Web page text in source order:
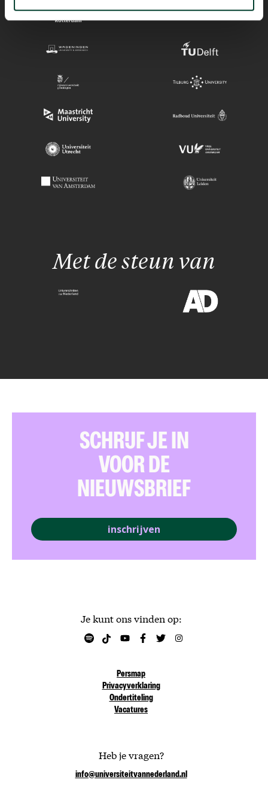
Met de steun van
Je kunt ons vinden op:
Persmap
Privacyverklaring
Ondertiteling
Vacatures
Heb je vragen?
info@universiteitvannederland.nl
SCHRIJF JE IN
VOOR DE
NIEUWSBRIEF
inschrijven